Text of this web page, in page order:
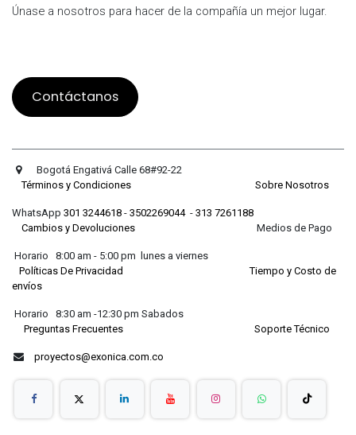
Únase a nosotros para hacer de la compañía un mejor lugar.
Contáctanos
Bogotá Engativá Calle 68#92-22
Términos y Condiciones
Sobre Nosotros
WhatsApp 301 3244618 - 3502269044- 313 7261188
Cambios y Devoluciones Medios de Pago
Horario 8:00 am - 5:00 pm lunes a viernes
Políticas De Privacidad
Tiempo y Costo de
envíos
Horario 8:30 am -12:30 pm Sabados
Preguntas Frecuentes
Soporte Técnico
proyectos@exonica.com.co